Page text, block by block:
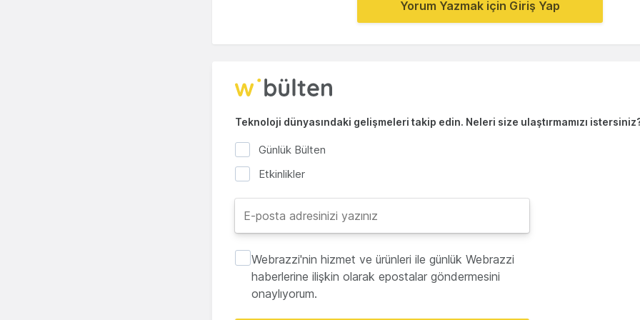
Yorum Yazmak için Giriş Yap
Teknoloji dünyasındaki gelişmeleri takip edin. Neleri size ulaştırmamızı
Günlük Bülten
Etkinlikler
Webrazzi'nin hizmet ve ürünleri ile günlük Webrazzi
haberlerine ilişkin olarak epostalar göndermesini
onaylıyorum.